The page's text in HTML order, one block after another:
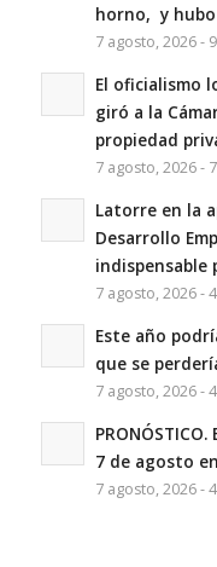
horno, y
7 agosto, 2026 -
El oficialismo
giró a la
propiedad
7 agosto, 2026 -
Latorre en la
Desarrollo
indispensable
7 agosto, 2026 -
Este año
que se
7 agosto, 2026 -
7 de agosto
7 agosto, 2026 -